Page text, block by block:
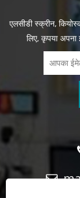
एलसीडी स्क्रीन,
लिए, कृपया